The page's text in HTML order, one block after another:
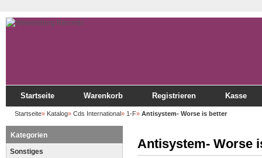
Startseite Warenkorb Registrieren Kasse
Startseite» Katalog» Cds International» 1-F» Antisystem- Worse is better
Kategorien
Sonstiges
Antisystem- Worse